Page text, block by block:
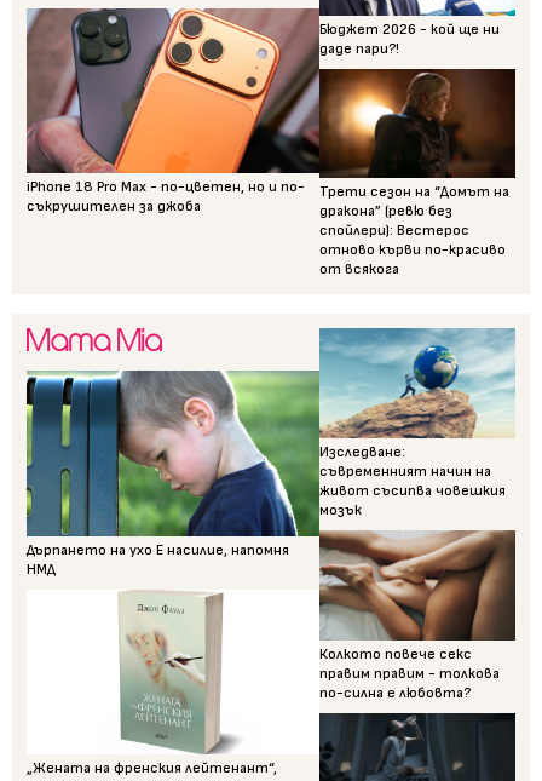
iPhone 18 Pro Max - по-цветен, но и по-
съкрушителен за джоба
Бюджет 2026 - кой ще ни
даде пари?!
Трети сезон на “Домът на
дракона” (ревю без
спойлери): Вестерос
отново кърви по-красиво
от всякога
Дърпането на ухо Е насилие, напомня
НМД
„Жената на френския лейтенант“,
Изследване:
съвременният начин на
живот съсипва човешкия
мозък
Колкото повече секс
правим правим - толкова
по-силна е любовта?